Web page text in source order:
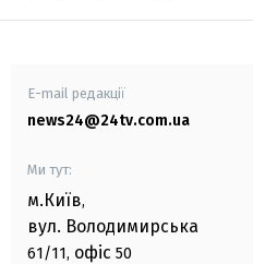
E-mail редакції
news24@24tv.com.ua
Ми тут:
м.Київ,
вул. Володимирська
61/11, офіс 50